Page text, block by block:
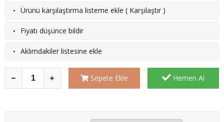
· Ürünü karşılaştırma listeme ekle ( Karşılaştır )
· Fiyatı düşünce bildir
· Aklımdakiler listesine ekle
Sepete Ekle Hemen Al